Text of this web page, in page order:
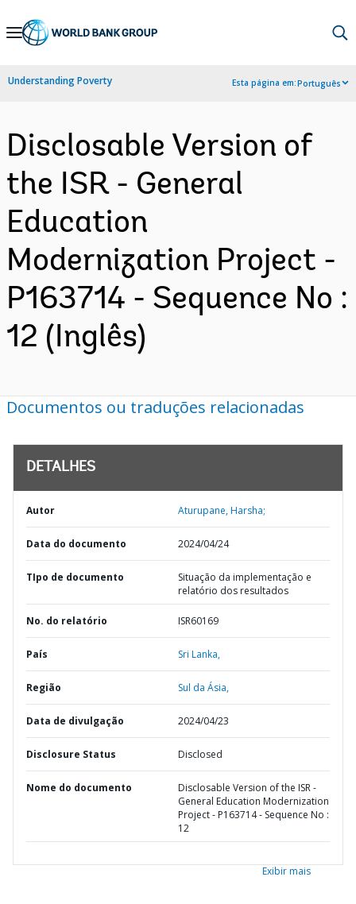
Skip
Navigation
Understanding Poverty Esta página em:Português
Disclosable Version of
the ISR - General
Education
Modernization Project -
P163714 - Sequence No :
12 (Inglês)
Documentos ou traduções relacionadas
DETALHES
Autor Aturupane, Harsha;
Data do documento 2024/04/24
TIpo de documento
Situação da implementação e
relatório dos resultados
No. do relatório ISR60169
País Sri Lanka,
Região Sul da Ásia,
Data de divulgação 2024/04/23
Disclosure Status Disclosed
Nome do documento
Disclosable Version of the ISR -
General Education Modernization
Project - P163714 - Sequence No :
12
Exibir mais